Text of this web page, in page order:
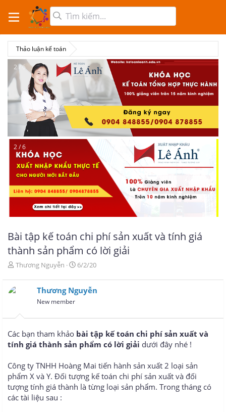
Thảo luận kế toán
2 / 6
2 / 6
Bài tập kế toán chi phí sản xuất và tính giá
thành sản phẩm có lời giải
T
r
e
s
a
r
e
r
Thương Nguyễn
N
à
y
i
6/2/20
Thương Nguyễn
New member
Các bạn tham khảo bài tập kế toán chi phí sản xuất và
tính giá thành sản phẩm có lời giải dưới đây nhé !
Công ty TNHH Hoàng Mai tiến hành sản xuất 2 loại sản
phẩm X và Y. Đối tượng kế toán chi phí sản xuất và đối
tượng tính giá thành là từng loại sản phẩm. Trong tháng có
các tài liệu sau :